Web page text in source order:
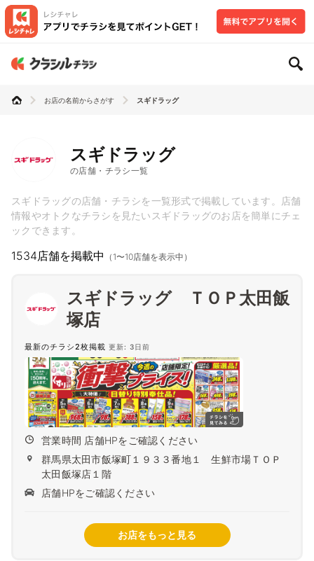
お店の名前からさがす スギドラッグ
スギドラッグ
の店舗・チラシ一覧
スギドラッグの店舗・チラシを一覧形式で掲載しています。店舗
情報やオトクなチラシを見たいスギドラッグのお店を簡単にチェ
ックできます。
1534店舗を掲載中 （1〜10店舗を表示中）
スギドラッグ ＴＯＰ太田飯
塚店
最新のチラシ2枚掲載 更新: 3日前
営業時間 店舗HPをご確認ください
群馬県太田市飯塚町１９３３番地１ 生鮮市場ＴＯＰ
太田飯塚店１階
店舗HPをご確認ください
お店をもっと見る